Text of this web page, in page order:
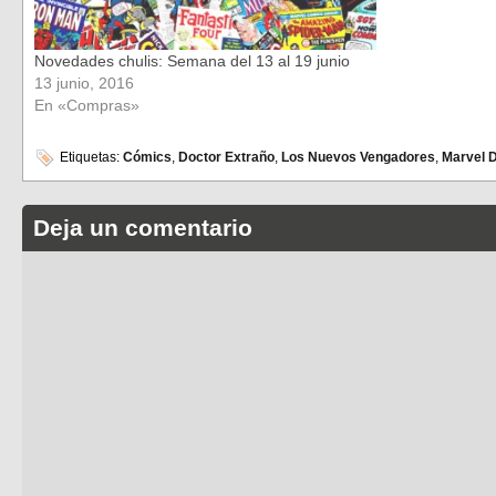
Novedades chulis: Semana del 13 al 19 junio
13 junio, 2016
En «Compras»
Etiquetas: Cómics, Doctor Extraño, Los Nuevos Vengadores, Marvel
Deja un comentario